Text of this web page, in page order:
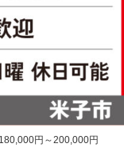
円～200,000円